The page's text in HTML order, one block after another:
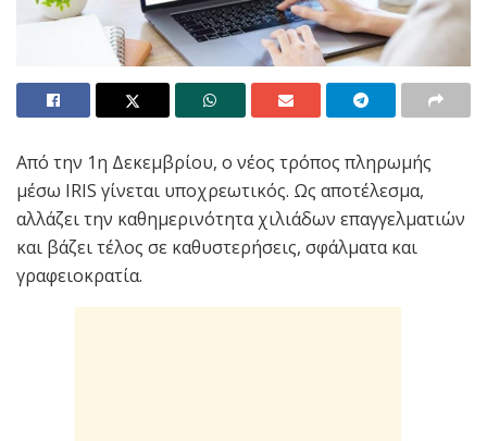
Από την 1η Δεκεμβρίου, ο νέος τρόπος πληρωμής
μέσω IRIS γίνεται υποχρεωτικός. Ως αποτέλεσμα,
αλλάζει την καθημερινότητα χιλιάδων επαγγελματιών
και βάζει τέλος σε καθυστερήσεις, σφάλματα και
γραφειοκρατία.